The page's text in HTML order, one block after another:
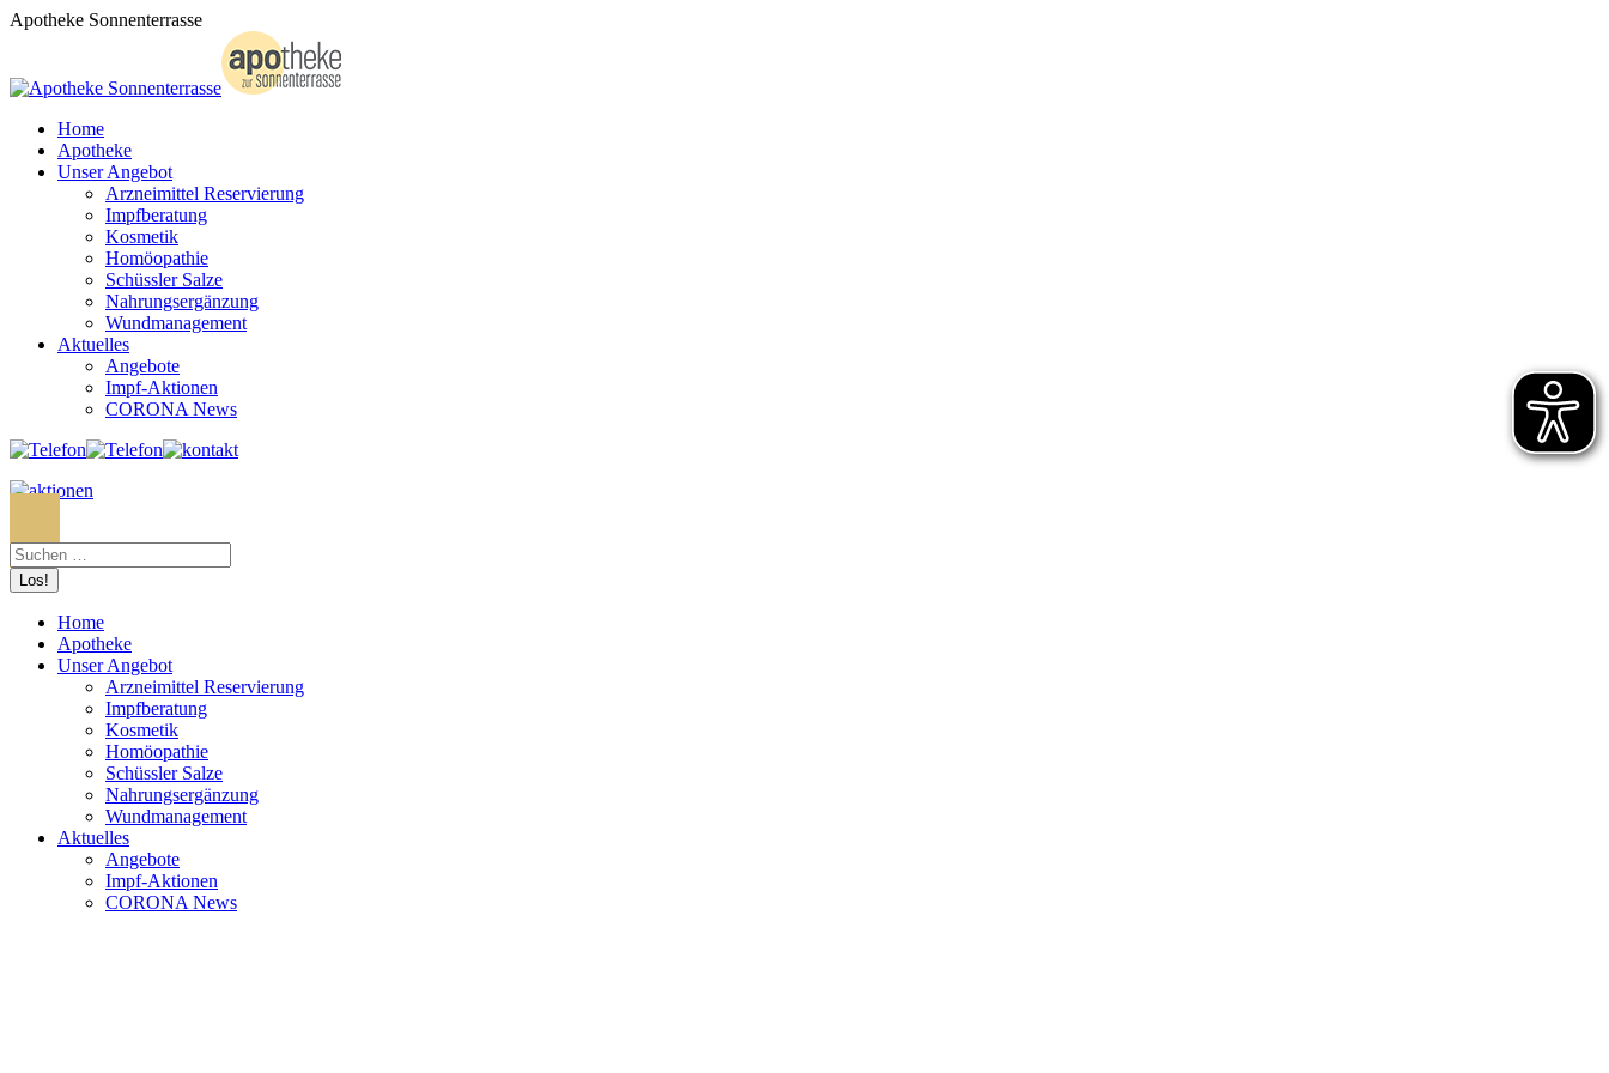
Zum
Apotheke Sonnenterrasse
Home
Apotheke
Unser Angebot
Arzneimittel Reservierung
Impfberatung
Kosmetik
Homöopathie
Schüssler Salze
Nahrungsergänzung
Wundmanagement
Aktuelles
Angebote
Impf-Aktionen
CORONA News
Home
Apotheke
Unser Angebot
Arzneimittel Reservierung
Impfberatung
Kosmetik
Homöopathie
Schüssler Salze
Nahrungsergänzung
Wundmanagement
Aktuelles
Angebote
Impf-Aktionen
CORONA News